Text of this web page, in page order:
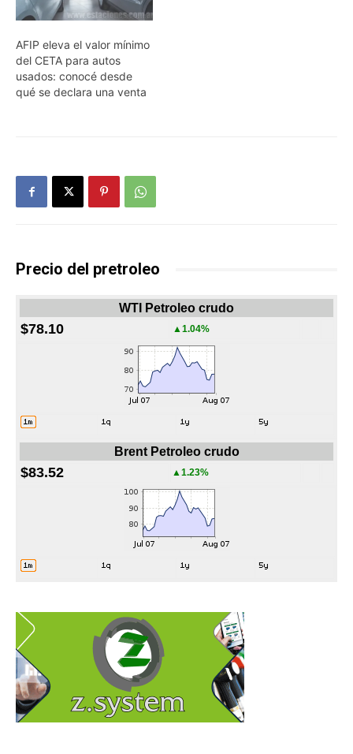
AFIP eleva el valor mínimo
del CETA para autos
usados: conocé desde
qué se declara una venta
Precio del pretroleo
WTI Petroleo crudo
$78.10 ▲1.04%
Brent Petroleo crudo
$83.52 ▲1.23%